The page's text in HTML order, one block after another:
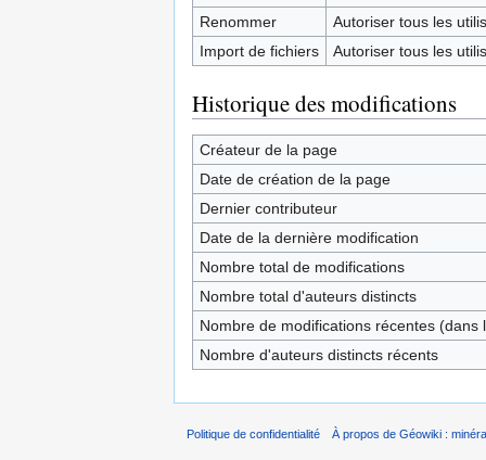
Renommer
Autoriser tous les
Import de fichiers
Autoriser tous les
Historique des modifications
Créateur de la page
Date de création de la page
Dernier contributeur
Date de la dernière modification
Nombre total de modifications
Nombre total d'auteurs distincts
Nombre de modifications récentes (dans
Nombre d'auteurs distincts récents
Politique de confidentialité À propos de Géowiki :